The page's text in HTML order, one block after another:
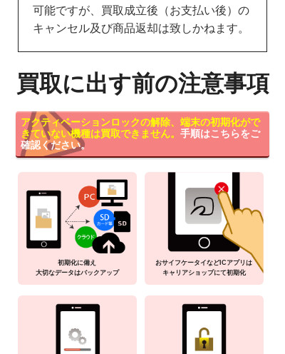
可能ですが、買取成立後（お支払い後）の
キャンセル及び商品返却は致しかねます。
買取に出す前の注意事項
アクティベーションロックの解除、端末の初期化がで
きていない機種は買取できません。 手順はこちらをご
確認ください。
初期化に備え
大切なデータはバックアップ
おサイフケータイなどICアプリは
キャリアショップにて初期化